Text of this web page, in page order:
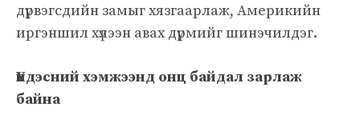
дүрвэгсдийн замыг хязгаарлаж, Америкийн
иргэншил хүлээн авах дүрмийг шинэчилдэг.
Үндэсний хэмжээнд онц байдал зарлаж
байна